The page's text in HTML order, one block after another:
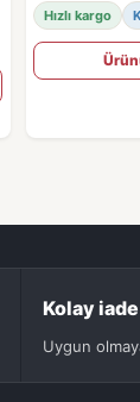
Hızlı kargo
Kolay iade
Uygun